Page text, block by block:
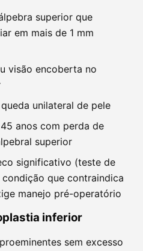
superior que
em mais de 1 mm
visão encoberta no
unilateral de pele
anos com perda de
superior
significativo (teste de
que contraindica
manejo pré-operatório
inferior
sem excesso